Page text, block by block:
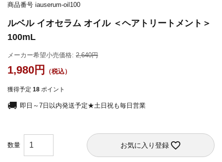
商品番号 iauserum-oil100
ルベル イオセラム オイル ＜ヘアトリートメント＞
100mL
メーカー希望小売価格: 2,640
1,980
獲得予定 18 ポイント
即日～7日以内発送予定★土日祝も毎日営業
お気に入り登録